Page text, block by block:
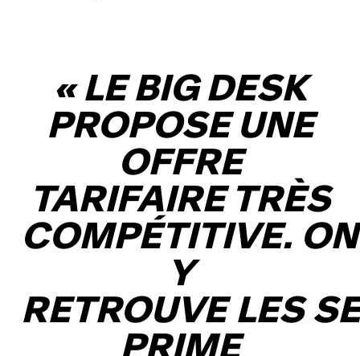
«LE BIG DESK
PROPOSE UNE
OFFRE
TARIFAIRE TRÈS
COMPÉTITIVE. ON
Y
RETROUVE LES
PRIME